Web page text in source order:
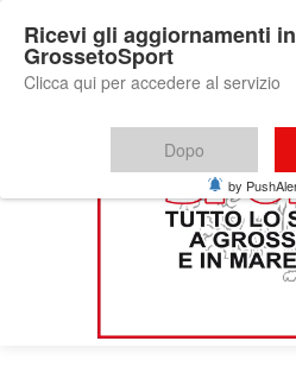
Ricevi gli aggiornamenti
GrossetoSport
Clicca qui per accedere al servizio
Dopo
by